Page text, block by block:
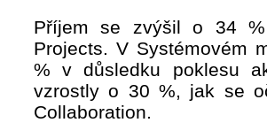
Příjem se zvýšil o 34 %
Projects. V Systémovém
% v důsledku poklesu
vzrostly o 30 %, jak se
Collaboration.